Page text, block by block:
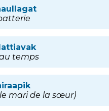
temps
mari de la sœur)